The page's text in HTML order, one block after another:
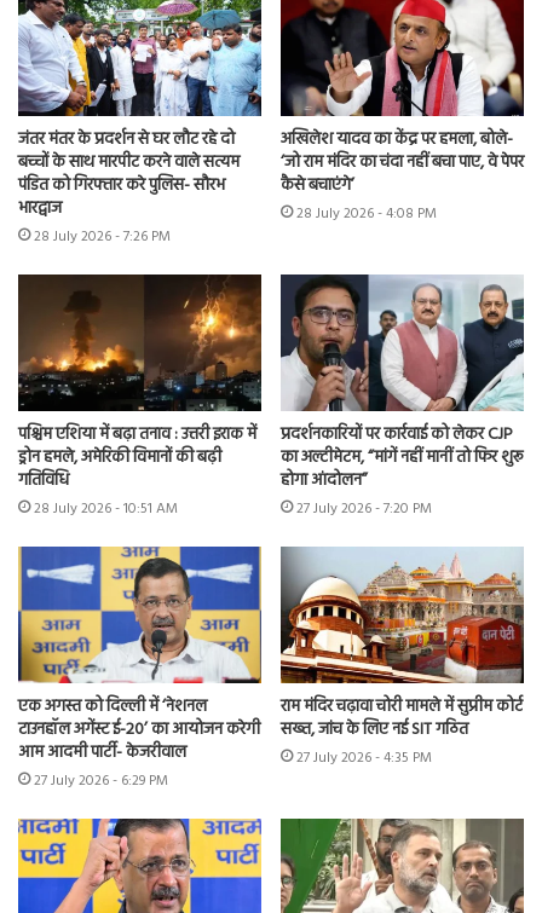
जंतर मंतर के प्रदर्शन से घर लौट रहे दो
बच्चों के साथ मारपीट करने वाले सत्यम
पंडित को गिरफ्तार करे पुलिस- सौरभ
भारद्वाज
28 July 2026 - 7:26 PM
अखिलेश यादव का केंद्र पर हमला, बोले-
‘जो राम मंदिर का चंदा नहीं बचा पाए, वे पेपर
कैसे बचाएंगे’
28 July 2026 - 4:08 PM
पश्चिम एशिया में बढ़ा तनाव : उत्तरी इराक में
ड्रोन हमले, अमेरिकी विमानों की बढ़ी
गतिविधि
28 July 2026 - 10:51 AM
प्रदर्शनकारियों पर कार्रवाई को लेकर CJP
का अल्टीमेटम, “मांगें नहीं मानीं तो फिर शुरू
होगा आंदोलन”
27 July 2026 - 7:20 PM
एक अगस्त को दिल्ली में ‘नेशनल
टाउनहॉल अगेंस्ट ई-20’ का आयोजन करेगी
आम आदमी पार्टी- केजरीवाल
27 July 2026 - 6:29 PM
राम मंदिर चढ़ावा चोरी मामले में सुप्रीम कोर्ट
सख्त, जांच के लिए नई SIT गठित
27 July 2026 - 4:35 PM